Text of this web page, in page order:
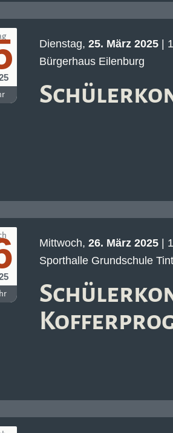
Dienstag, 25. März 2025|
Bürgerhaus Eilenburg
Mittwoch, 26. März 2025|
Sporthalle Grundschule